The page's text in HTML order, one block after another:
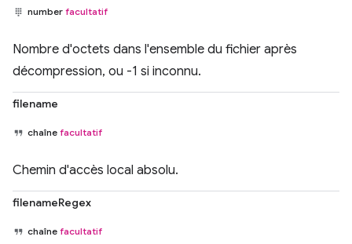
number facultatif
Nombre d'octets dans l'ensemble du fichier après
décompression, ou -1 si inconnu.
filename
chaîne facultatif
Chemin d'accès local absolu.
filenameRegex
chaîne facultatif